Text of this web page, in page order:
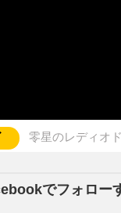
零星のレディオ
でフォロー